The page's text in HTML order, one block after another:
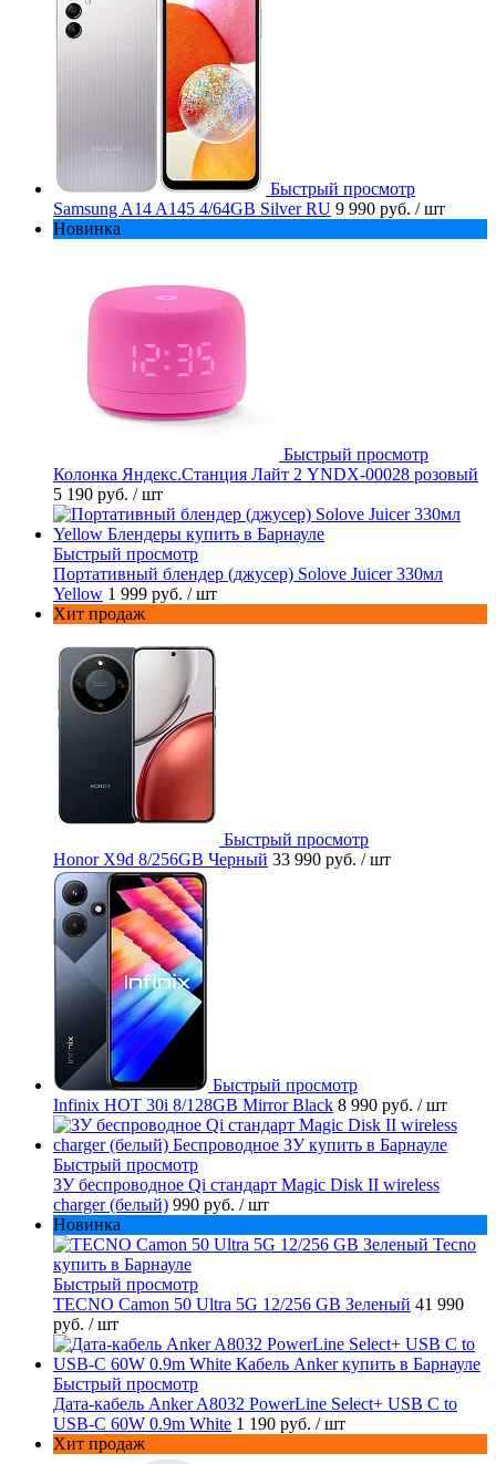
Быстрый просмотр
Samsung A14 A145 4/64GB Silver RU 9 990 руб. / шт
Новинка
Быстрый просмотр
Колонка Яндекс.Станция Лайт 2 YNDX-00028 розовый
5 190 руб. / шт
Быстрый просмотр
Портативный блендер (джусер) Solove Juicer 330мл
Yellow 1 999 руб. / шт
Хит продаж
Быстрый просмотр
Honor X9d 8/256GB Черный 33 990 руб. / шт
Быстрый просмотр
Infinix HOT 30i 8/128GB Mirror Black 8 990 руб. / шт
Быстрый просмотр
ЗУ беспроводное Qi стандарт Magic Disk II wireless
charger (белый) 990 руб. / шт
Новинка
Быстрый просмотр
TECNO Camon 50 Ultra 5G 12/256 GB Зеленый 41 990
руб. / шт
Быстрый просмотр
Дата-кабель Anker A8032 PowerLine Select+ USB C to
USB-C 60W 0.9m White 1 190 руб. / шт
Хит продаж